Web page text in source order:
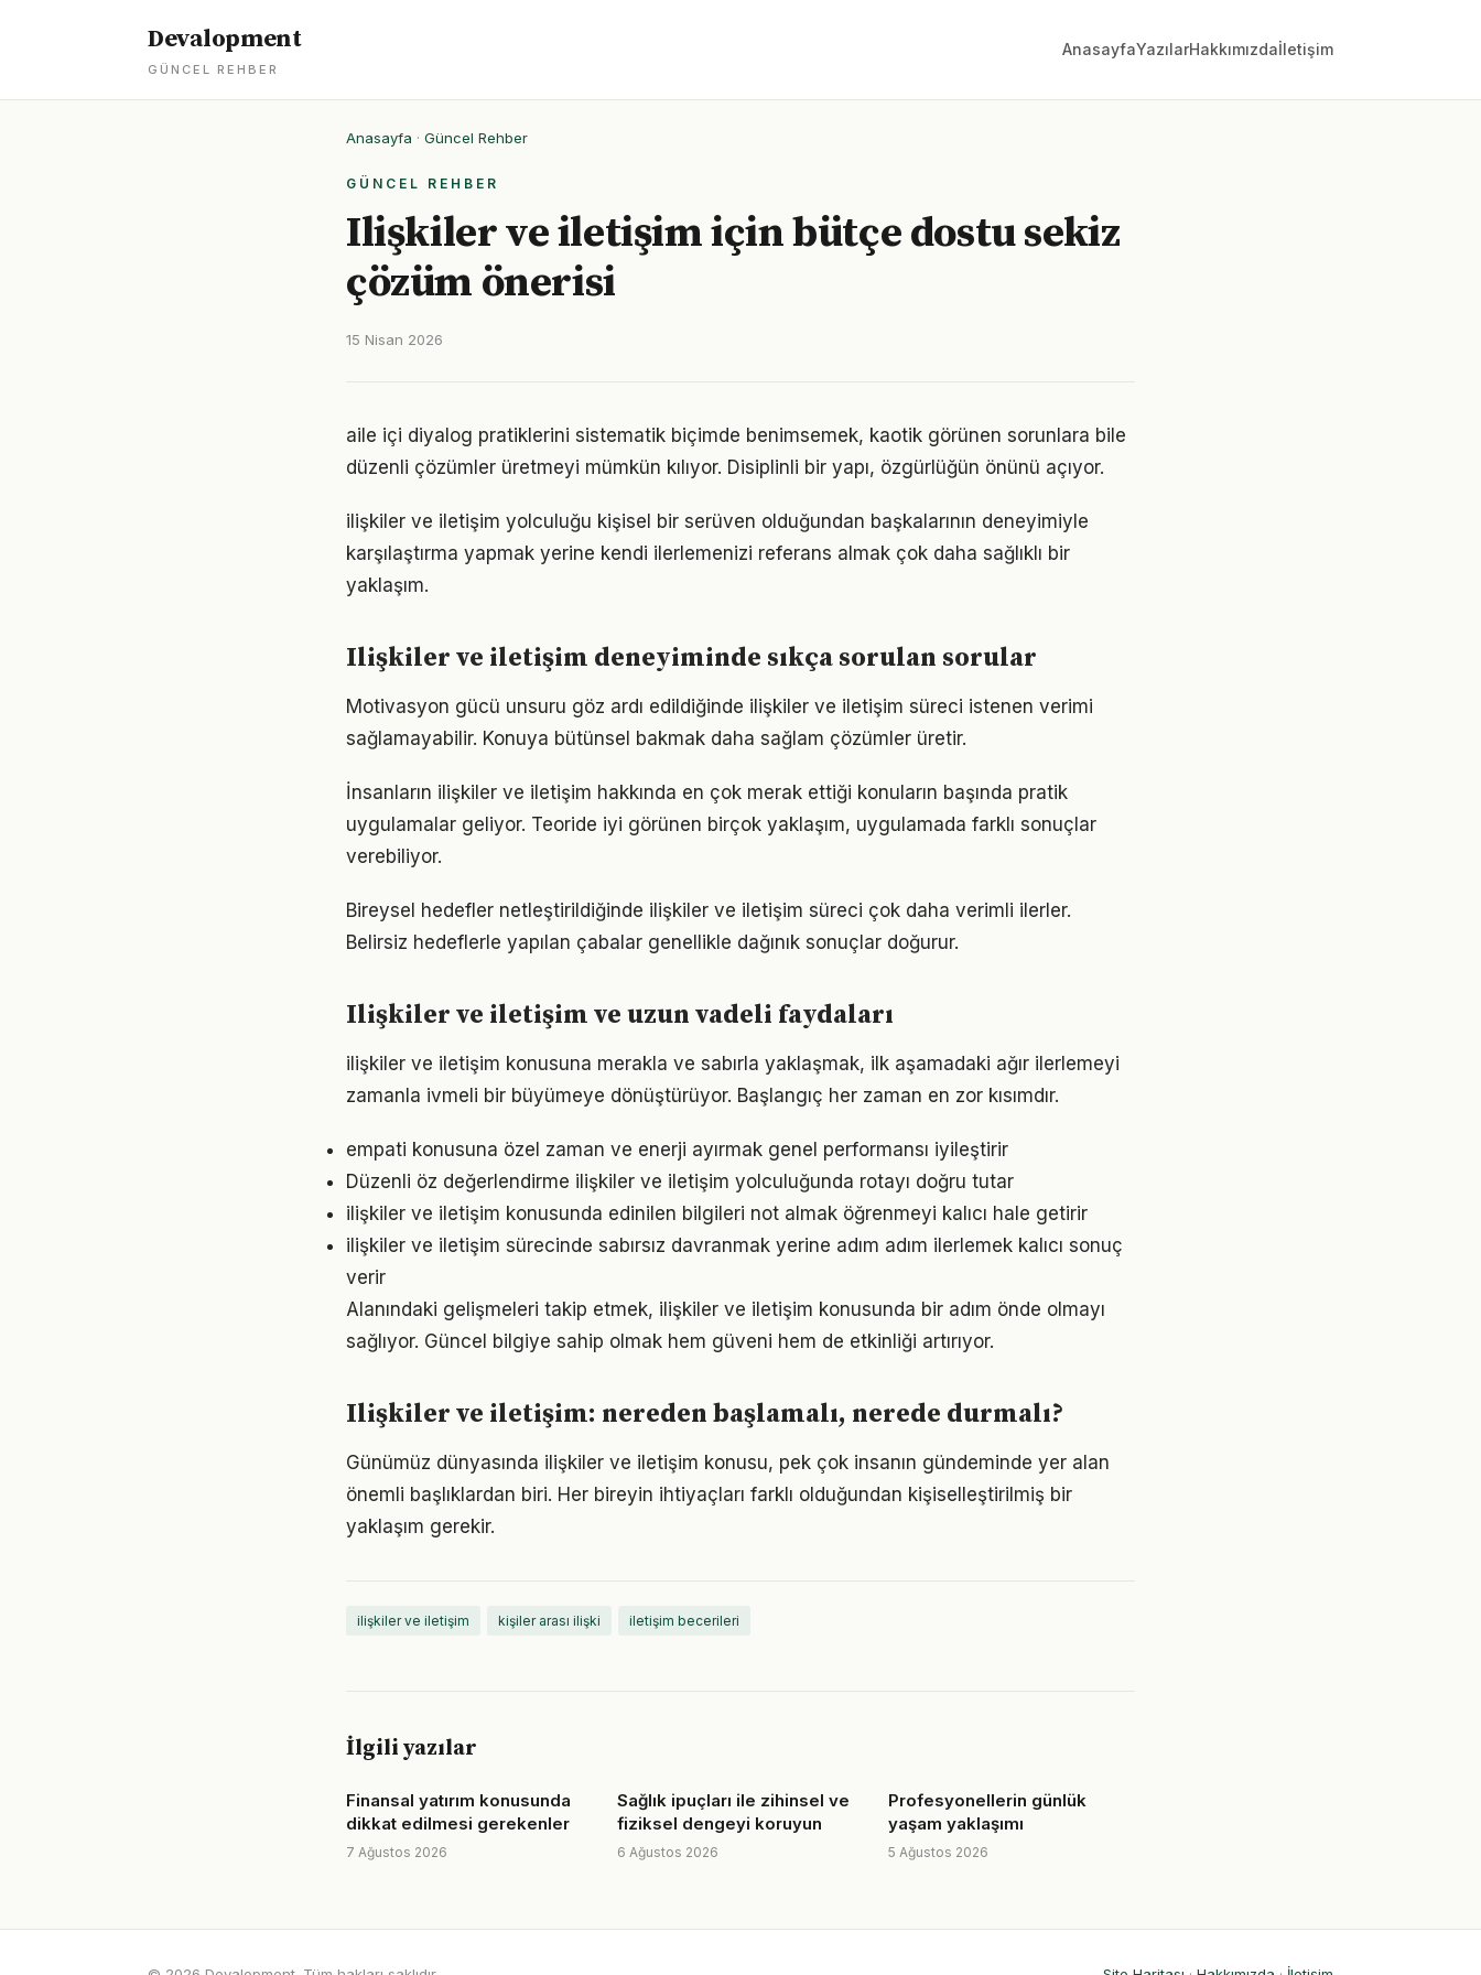
Devalopment
GÜNCEL REHBER
AnasayfaYazılarHakkımızdaİletişim
Anasayfa · Güncel Rehber
GÜNCEL REHBER
Ilişkiler ve iletişim için bütçe dostu sekiz
çözüm önerisi
15 Nisan 2026
aile içi diyalog pratiklerini sistematik biçimde benimsemek, kaotik görünen sorunlara bile
düzenli çözümler üretmeyi mümkün kılıyor. Disiplinli bir yapı, özgürlüğün önünü açıyor.
ilişkiler ve iletişim yolculuğu kişisel bir serüven olduğundan başkalarının deneyimiyle
karşılaştırma yapmak yerine kendi ilerlemenizi referans almak çok daha sağlıklı bir
yaklaşım.
Ilişkiler ve iletişim deneyiminde sıkça sorulan sorular
Motivasyon gücü unsuru göz ardı edildiğinde ilişkiler ve iletişim süreci istenen verimi
sağlamayabilir. Konuya bütünsel bakmak daha sağlam çözümler üretir.
İnsanların ilişkiler ve iletişim hakkında en çok merak ettiği konuların başında pratik
uygulamalar geliyor. Teoride iyi görünen birçok yaklaşım, uygulamada farklı sonuçlar
verebiliyor.
Bireysel hedefler netleştirildiğinde ilişkiler ve iletişim süreci çok daha verimli ilerler.
Belirsiz hedeflerle yapılan çabalar genellikle dağınık sonuçlar doğurur.
Ilişkiler ve iletişim ve uzun vadeli faydaları
ilişkiler ve iletişim konusuna merakla ve sabırla yaklaşmak, ilk aşamadaki ağır ilerlemeyi
zamanla ivmeli bir büyümeye dönüştürüyor. Başlangıç her zaman en zor kısımdır.
empati konusuna özel zaman ve enerji ayırmak genel performansı iyileştirir
Düzenli öz değerlendirme ilişkiler ve iletişim yolculuğunda rotayı doğru tutar
ilişkiler ve iletişim konusunda edinilen bilgileri not almak öğrenmeyi kalıcı hale getirir
ilişkiler ve iletişim sürecinde sabırsız davranmak yerine adım adım ilerlemek kalıcı sonuç
verir
Alanındaki gelişmeleri takip etmek, ilişkiler ve iletişim konusunda bir adım önde olmayı
sağlıyor. Güncel bilgiye sahip olmak hem güveni hem de etkinliği artırıyor.
Ilişkiler ve iletişim: nereden başlamalı, nerede durmalı?
Günümüz dünyasında ilişkiler ve iletişim konusu, pek çok insanın gündeminde yer alan
önemli başlıklardan biri. Her bireyin ihtiyaçları farklı olduğundan kişiselleştirilmiş bir
yaklaşım gerekir.
ilişkiler ve iletişim kişiler arası ilişki iletişim becerileri
İlgili yazılar
Finansal yatırım konusunda
dikkat edilmesi gerekenler
7 Ağustos 2026
Sağlık ipuçları ile zihinsel ve
fiziksel dengeyi koruyun
6 Ağustos 2026
Profesyonellerin günlük
yaşam yaklaşımı
5 Ağustos 2026